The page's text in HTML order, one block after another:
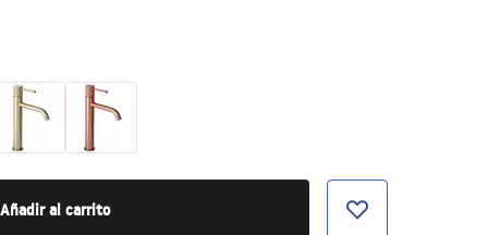
Añadir al carrito